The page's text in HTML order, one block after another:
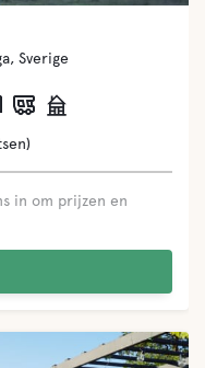
Sverige
in om prijzen en